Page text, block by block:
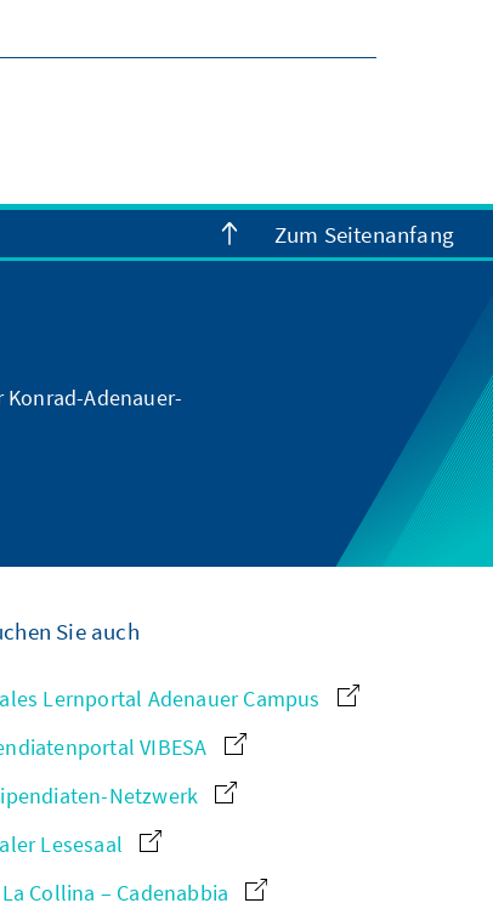
Zum Seitenanfang
Adenauer-
Sie auch
Lernportal Adenauer Campus
VIBESA
Netzwerk
Lesesaal
Collina – Cadenabbia